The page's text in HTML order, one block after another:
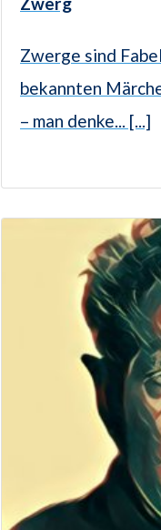
Zwerge sind
bekannten
– man denke... [...]